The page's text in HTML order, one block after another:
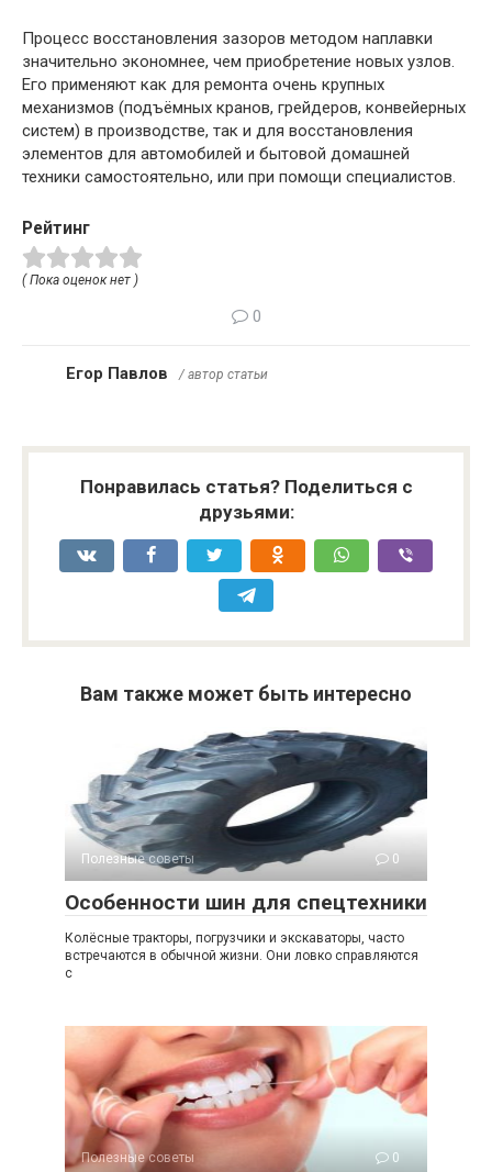
Процесс восстановления зазоров методом наплавки
значительно экономнее, чем приобретение новых узлов.
Его применяют как для ремонта очень крупных
механизмов (подъёмных кранов, грейдеров, конвейерных
систем) в производстве, так и для восстановления
элементов для автомобилей и бытовой домашней
техники самостоятельно, или при помощи специалистов.
Рейтинг
( Пока оценок нет )
0
Егор Павлов / автор статьи
Понравилась статья? Поделиться с
друзьями:
Вам также может быть интересно
Полезные советы 0
Особенности шин для спецтехники
Колёсные тракторы, погрузчики и экскаваторы, часто
встречаются в обычной жизни. Они ловко справляются
с
Полезные советы 0